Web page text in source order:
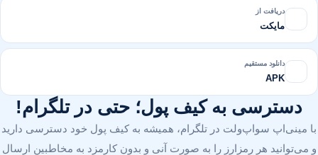
دریافت از
مایکت
دانلود مستقیم
APK
دسترسی به کیف پول؛ حتی در تلگرام!
با مینی‌اپ سواپ‌ولت در تلگرام، همیشه به کیف پول خود دسترسی دارید
و می‌توانید هر رمزارز را به صورت آنی و بدون کارمزد به مخاطبین ارسال